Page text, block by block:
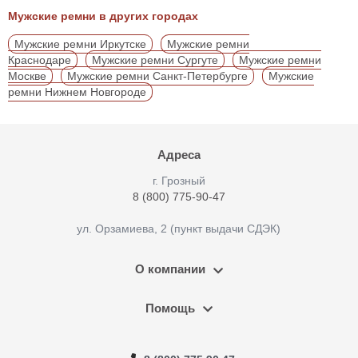
Мужские ремни в других городах
Мужские ремни Иркутске
Мужские ремни
Краснодаре
Мужские ремни Сургуте
Мужские ремни
Москве
Мужские ремни Санкт-Петербурге
Мужские
ремни Нижнем Новгороде
Адреса
г. Грозный
8 (800) 775-90-47
ул. Орзамиева, 2 (пункт выдачи СДЭК)
О компании
Помощь